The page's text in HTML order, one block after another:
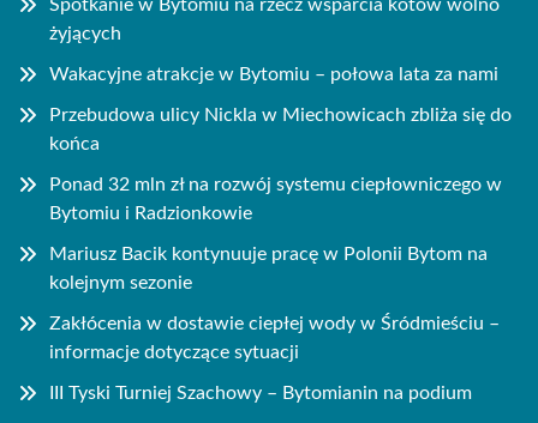
Spotkanie w Bytomiu na rzecz wsparcia kotów wolno
żyjących
Wakacyjne atrakcje w Bytomiu – połowa lata za nami
Przebudowa ulicy Nickla w Miechowicach zbliża się do
końca
Ponad 32 mln zł na rozwój systemu ciepłowniczego w
Bytomiu i Radzionkowie
Mariusz Bacik kontynuuje pracę w Polonii Bytom na
kolejnym sezonie
Zakłócenia w dostawie ciepłej wody w Śródmieściu –
informacje dotyczące sytuacji
III Tyski Turniej Szachowy – Bytomianin na podium